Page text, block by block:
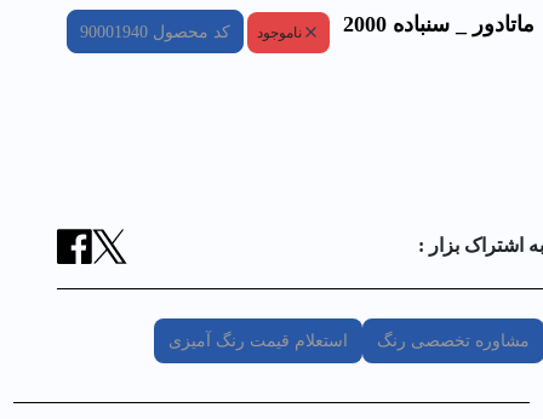
ماتادور _ سنباده 2000 ناموجود کد محصول 90001940
به اشتراک بزار :
مشاوره تخصصی رنگ استعلام قیمت رنگ آمیزی